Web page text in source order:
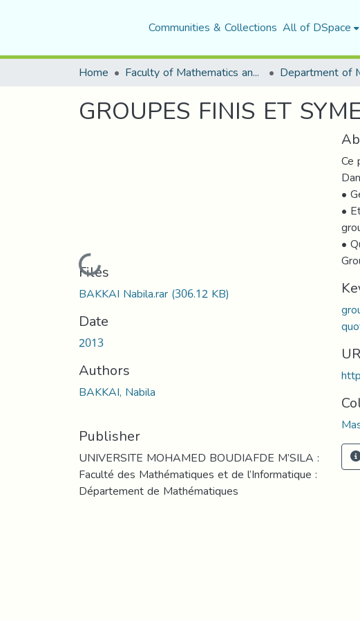
Communities & Collections All of DSpace
Home Faculty of Mathematics and Computer Science Department of
GROUPES FINIS ET
Loading...
Files
BAKKAI Nabila.rar(306.12 KB)
Date
2013
Authors
BAKKAI, Nabila
Publisher
UNIVERSITE MOHAMED BOUDIAFDE M’SILA :
Faculté des Mathématiques et de l’Informatique :
Département de Mathématiques
Ce
•
•
•